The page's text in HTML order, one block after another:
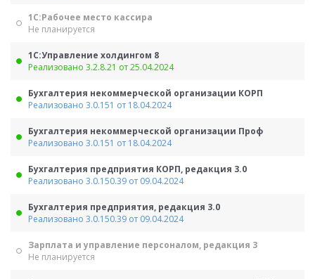
1С:Рабочее место кассира
Не планируется
1С:Управление холдингом 8
Реализовано 3.2.8.21 от 25.04.2024
Бухгалтерия некоммерческой организации КОРП
Реализовано 3.0.151 от 18.04.2024
Бухгалтерия некоммерческой организации Проф
Реализовано 3.0.151 от 18.04.2024
Бухгалтерия предприятия КОРП, редакция 3.0
Реализовано 3.0.150.39 от 09.04.2024
Бухгалтерия предприятия, редакция 3.0
Реализовано 3.0.150.39 от 09.04.2024
Зарплата и управление персоналом, редакция 3
Не планируется